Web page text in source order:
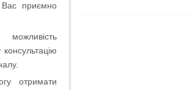
приємно
отримати